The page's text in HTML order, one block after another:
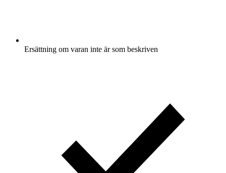
Ersättning om varan inte är som beskriven